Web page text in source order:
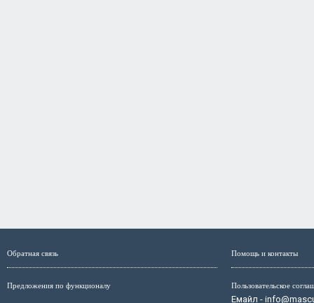
Обратная связь
Предложения по функционалу
Помощь и контакты
Пользовательское
Емайл -